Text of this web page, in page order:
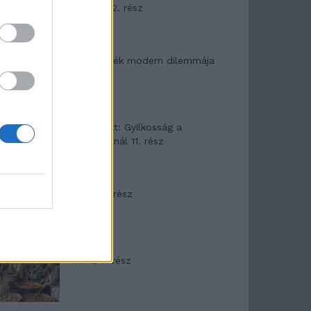
mítosza 2. rész
Az ereklyék modern dilemmája
T. Barnett: Gyilkosság a
Garda-tónál 11. rész
Minka 8. rész
Minka 7. rész